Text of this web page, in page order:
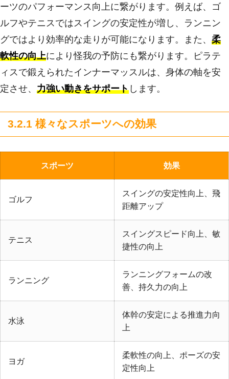
ーツのパフォーマンス向上に繋がります。例えば、ゴ
ルフやテニスではスイングの安定性が増し、ランニン
グではより効率的な走りが可能になります。また、 柔
軟性の向上により怪我の予防にも繋がります。ピラテ
ィスで鍛えられたインナーマッスルは、身体の軸を安
定させ、 力強い動きをサポート します。
3.2.1 様々なスポーツへの効果
スポーツ 効果
ゴルフ
スイングの安定性向上、飛
距離アップ
テニス
スイングスピード向上、敏
捷性の向上
ランニング
ランニングフォームの改
善、持久力の向上
水泳
体幹の安定による推進力向
上
ヨガ
柔軟性の向上、ポーズの安
定性向上